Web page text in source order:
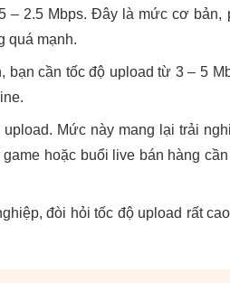
– 2.5 Mbps. Đây là mức cơ bản,
quá mạnh.
cần tốc độ upload từ 3 – 5
Mức này mang lại trải
hoặc buổi live bán hàng
đòi hỏi tốc độ upload rất